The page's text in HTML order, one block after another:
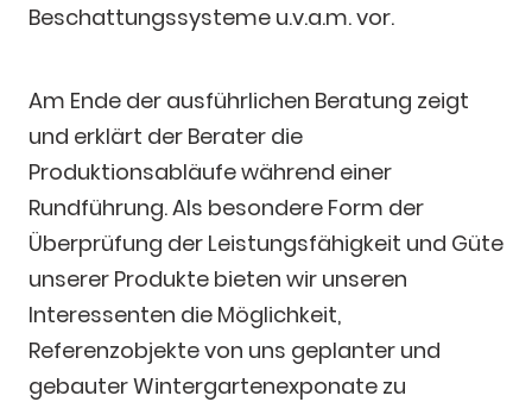
Beschattungssysteme u.v.a.m. vor.
Am Ende der ausführlichen Beratung zeigt
und erklärt der Berater die
Produktionsabläufe während einer
Rundführung. Als besondere Form der
Überprüfung der Leistungsfähigkeit und Güte
unserer Produkte bieten wir unseren
Interessenten die Möglichkeit,
Referenzobjekte von uns geplanter und
gebauter Wintergartenexponate zu